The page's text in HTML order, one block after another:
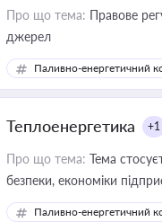
Про що тема: Правове
джерел
Паливно-енергетичний
Теплоенергетика +1
Про що тема: Тема
безпеки, економіки
Паливно-енергетичний